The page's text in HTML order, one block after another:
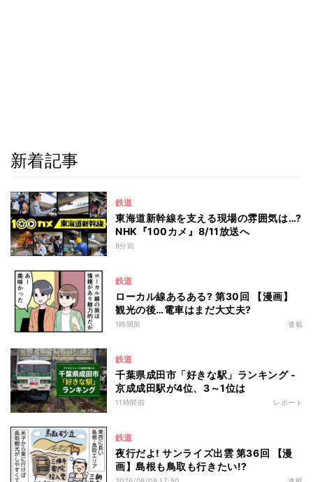
新着記事
鉄道
東海道新幹線を支える現場の雰囲気は…?
NHK『100カメ』8/11放送へ
8分前
鉄道
ローカル線あるある? 第30回 【漫画】
観光の後…電車はまだ大丈夫?
1時間前 連載
鉄道
千葉県成田市「好きな駅」ランキング -
京成成田駅が4位、3～1位は
11時間前 レポート
鉄道
夜行だよ! サンライズ出雲 第36回 【漫
画】島根も鳥取も行きたい!?